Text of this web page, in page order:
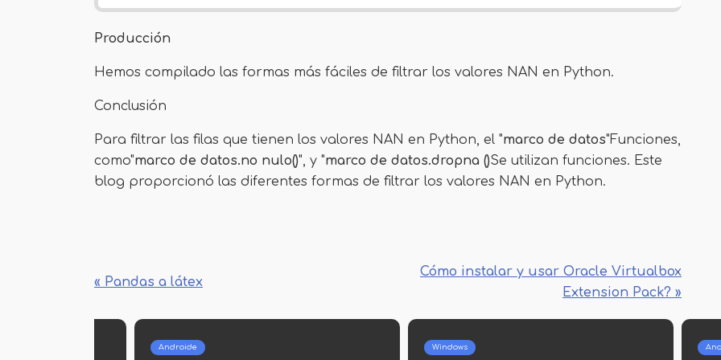
Producción
Hemos compilado las formas más fáciles de filtrar los valores NAN en Python.
Conclusión
Para filtrar las filas que tienen los valores NAN en Python, el "marco de datos"Funciones,
como"marco de datos.no nulo()", y "marco de datos.dropna ()Se utilizan funciones. Este
blog proporcionó las diferentes formas de filtrar los valores NAN en Python.
« Pandas a látex
Cómo instalar y usar Oracle Virtualbox
Extension Pack? »
Androide Windows